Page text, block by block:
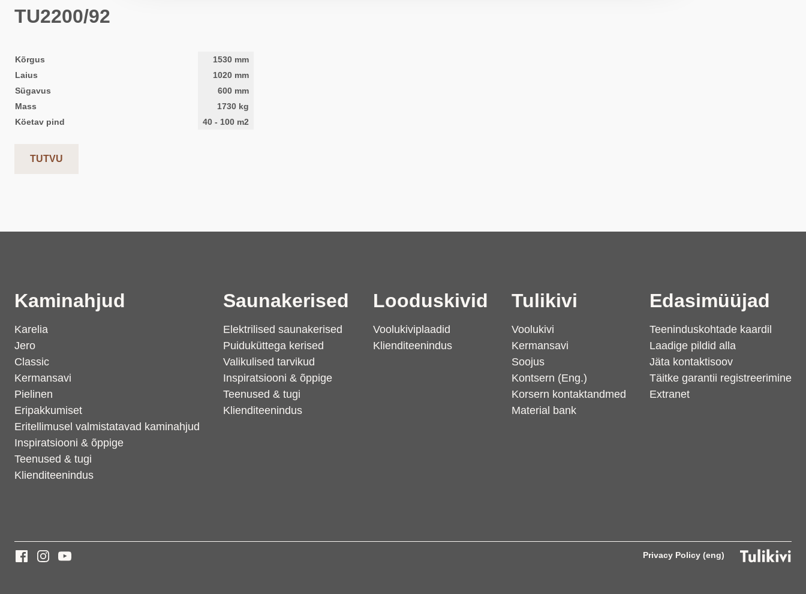
TU2200/92
Kõrgus 1530 mm
Laius
1020 mm
Sügavus
600 mm
Mass
1730 kg
Köetav pind
40 - 100 m2
TUTVU
Kaminahjud
Karelia
Jero
Classic
Kermansavi
Pielinen
Eripakkumiset
Eritellimusel valmistatavad kaminahjud
Inspiratsiooni & õppige
Teenused & tugi
Klienditeenindus
Saunakerised
Elektrilised saunakerised
Puiduküttega kerised
Valikulised tarvikud
Inspiratsiooni & õppige
Teenused & tugi
Klienditeenindus
Looduskivid
Voolukiviplaadid
Klienditeenindus
Tulikivi
Voolukivi
Kermansavi
Soojus
Kontsern (Eng.)
Korsern kontaktandmed
Material bank
Edasimüüjad
Teeninduskohtade kaardil
Laadige pildid alla
Jäta kontaktisoov
Täitke garantii registreerimine
Extranet
Privacy Policy (eng)